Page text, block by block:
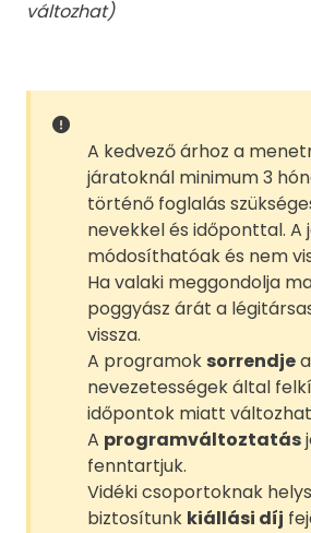
változhat)
A kedvező árhoz a
járatoknál minimum 3
történő foglalás
nevekkel és időponttal. A
módosíthatóak és nem
Ha valaki meggondolja
poggyász árát a
vissza.
A programok sorrendje
nevezetességek által
időpontok miatt
A programváltoztatás
fenntartjuk.
Vidéki csoportoknak
biztosítunk kiállási díj